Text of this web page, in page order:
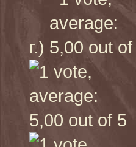
г.)